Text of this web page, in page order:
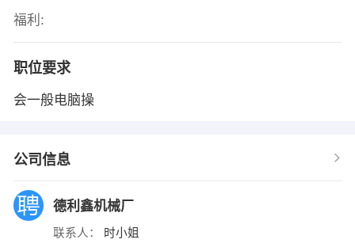
福利:
职位要求
会一般电脑操
公司信息
德利鑫机械厂
联系人： 时小姐